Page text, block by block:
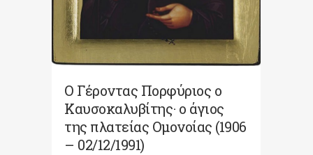
Ο Γέροντας Πορφύριος ο
Καυσοκαλυβίτης· ο άγιος
της πλατείας Ομονοίας (1906
– 02/12/1991)